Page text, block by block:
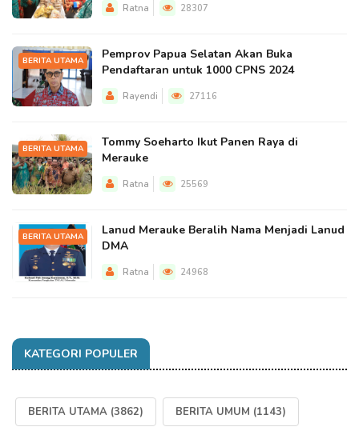
Ratna 28307
BERITA UTAMA
Pemprov Papua Selatan Akan Buka
Pendaftaran untuk 1000 CPNS 2024
Rayendi 27116
BERITA UTAMA
Tommy Soeharto Ikut Panen Raya di
Merauke
Ratna 25569
BERITA UTAMA
Lanud Merauke Beralih Nama Menjadi Lanud
DMA
Ratna 24968
KATEGORI POPULER
BERITA UTAMA (3862) BERITA UMUM (1143)